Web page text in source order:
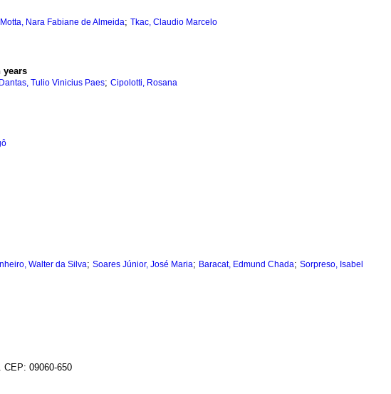
Motta, Nara Fabiane de Almeida; Tkac, Claudio Marcelo
years
Dantas, Tulio Vinicius Paes; Cipolotti, Rosana
Walter da Silva; Soares Júnior, José Maria; Baracat, Edmund Chada; Sorpreso, Isabel
CEP: 09060-650